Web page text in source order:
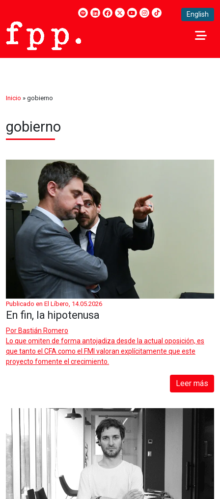
English
Inicio » gobierno
gobierno
Publicado en El Líbero, 14.05.2026
En fin, la hipotenusa
Por Bastián Romero
Lo que omiten de forma antojadiza desde la actual oposición, es
que tanto el CFA como el FMI valoran explícitamente que este
proyecto fomente el crecimiento.
Leer más